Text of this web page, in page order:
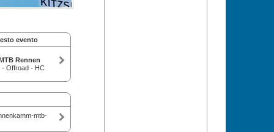
evento
Rennen
- Offroad - HC
mtb-